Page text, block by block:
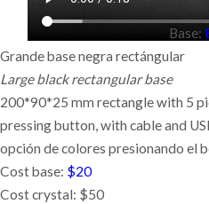
Base:
Grande base negra rectángular
Large black rectangular base
200*90*25 mm rectangle with 5
pressing button,with cable and
opción de colores presionando el
Cost base: $20
Cost crystal: $50